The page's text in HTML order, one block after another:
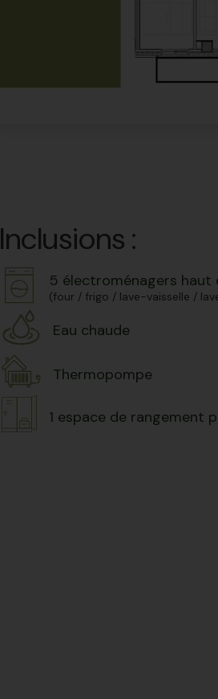
Inclusions :
5 électroménagers haut
(four / frigo / lave-vaisselle /
Eau chaude
Thermopompe
1 espace de rangement